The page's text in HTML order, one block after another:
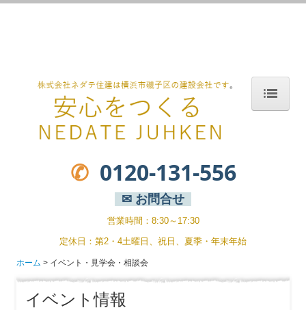
横浜市,横浜市磯子区,磯子区,磯子区岡村,岡村,工務店,LIXILリフォーム
ホーム
高気密・高断熱の家
新築事例
まるごと断熱リフォーム
リフォーム施工事例
✆ 0120-131-556
✉ お問合せ
営業時間：8:30～17:30
定休日：第2・4土曜日、祝日、夏季・年末年始
ホーム イベント・見学会・相談会
イベント情報